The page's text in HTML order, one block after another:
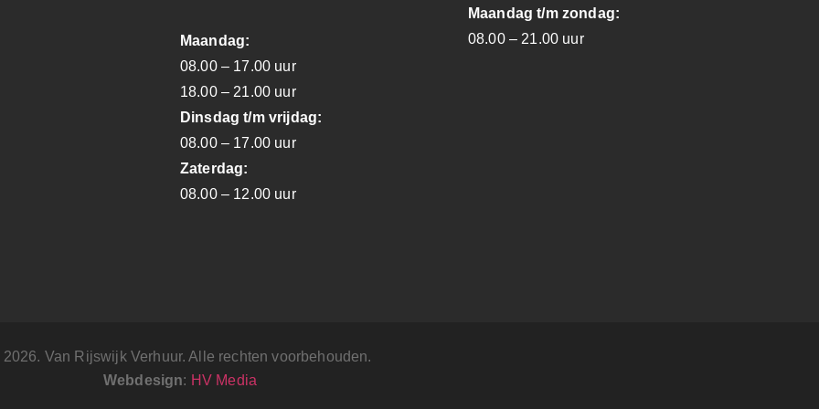
Maandag:
08.00 – 17.00 uur
18.00 – 21.00 uur
Dinsdag t/m vrijdag:
08.00 – 17.00 uur
Zaterdag:
08.00 – 12.00 uur
Maandag t/m zondag:
08.00 – 21.00 uur
Van Rijswijk Verhuur. Alle rechten voorbehouden.
Webdesign: HV Media